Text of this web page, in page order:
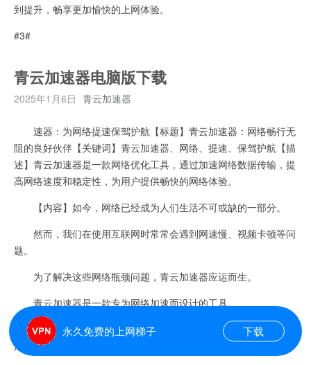
到提升，畅享更加愉快的上网体验。
#3#
青云加速器电脑版下载
2025年1月6日 青云加速器
速器：为网络提速保驾护航【标题】青云加速器：网络畅行无
阻的良好伙伴【关键词】青云加速器、网络、提速、保驾护航【描
述】青云加速器是一款网络优化工具，通过加速网络数据传输，提
高网络速度和稳定性，为用户提供畅快的网络体验。
【内容】如今，网络已经成为人们生活不可或缺的一部分。
然而，我们在使用互联网时常常会遇到网速慢、视频卡顿等问
题。
为了解决这些网络瓶颈问题，青云加速器应运而生。
青云加速器是一款专为网络加速而设计的工具。
它通过优化网络数据的传输路径和提高网络的传输效率，保证
用户能够获得更快的网络连接速度和更稳定的网络环境。
永久免费的上网梯子 下载